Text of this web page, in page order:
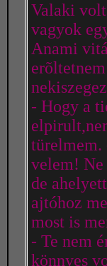
Valaki
vagyok
Anami
- Hogy a
türelmem.
velem! Ne
de
ajtóhoz
most is
- Te nem
könnyes